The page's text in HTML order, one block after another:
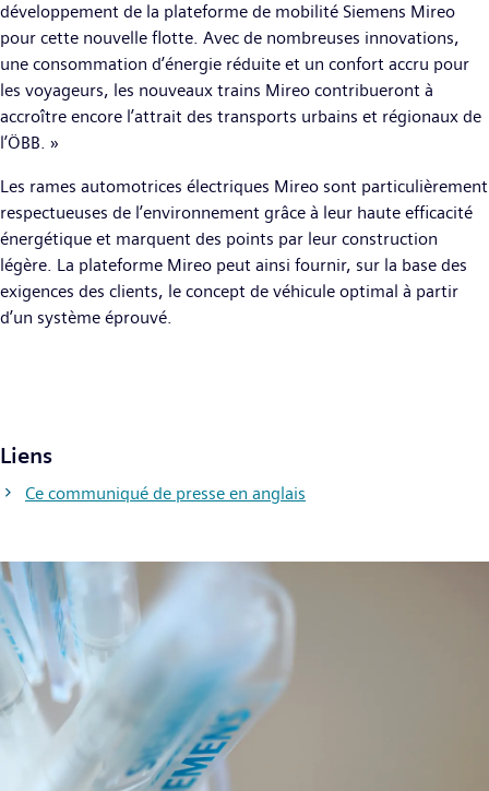
développement de la plateforme de mobilité Siemens Mireo
pour cette nouvelle flotte. Avec de nombreuses innovations,
une consommation d’énergie réduite et un confort accru pour
les voyageurs, les nouveaux trains Mireo contribueront à
accroître encore l’attrait des transports urbains et régionaux de
l’ÖBB. »
Les rames automotrices électriques Mireo sont particulièrement
respectueuses de l’environnement grâce à leur haute efficacité
énergétique et marquent des points par leur construction
légère. La plateforme Mireo peut ainsi fournir, sur la base des
exigences des clients, le concept de véhicule optimal à partir
d’un système éprouvé.
Liens
Ce communiqué de presse en anglais